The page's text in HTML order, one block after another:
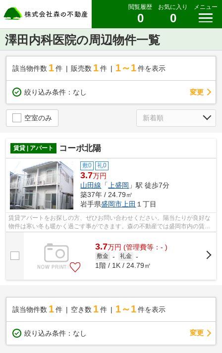
閲覧履歴
0
お気に入り
0
メニュー
澤田内科医院の周辺物件一覧
該当物件数 1件 販売数 1 件 1～1 件を表示
絞り込み条件： なし 変更
空室のみ
賃貸 | アパート コーポ北陽
敷0 礼0
3.7万円
山田線 「上盛岡 」駅 徒歩7分
築37年 / 24.79㎡
岩手県盛岡市上田 １丁目
賃貸アパートをお探しの方、ぜひお問い合わせください。陽当たりが良好な
物件は寒い冬も暖かく過ごす事ができます。森の不動産では盛岡市内の賃貸
情報を多数ご紹介しております。mori-...
3.7万円 (管理費等：- )
敷金 - 礼金 -
1階 / 1K / 24.79㎡
該当物件数 1件 空き数 1 件 1～1 件を表示
絞り込み条件： なし 変更